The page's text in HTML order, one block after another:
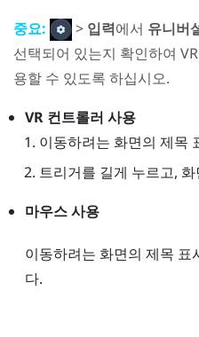
중요:
> 입력에서 유니버
선택되어 있는지 확인하여
용할 수 있도록 하십시오.
VR 컨트롤러 사용
이동하려는 화면의 제목
트리거를 길게 누르고,
마우스 사용
이동하려는 화면의 제목 표
다.